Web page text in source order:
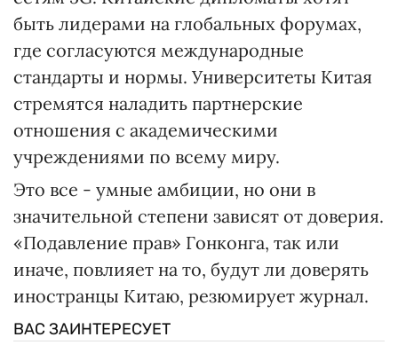
быть лидерами на глобальных форумах,
где согласуются международные
стандарты и нормы. Университеты Китая
стремятся наладить партнерские
отношения с академическими
учреждениями по всему миру.
Это все - умные амбиции, но они в
значительной степени зависят от доверия.
«Подавление прав» Гонконга, так или
иначе, повлияет на то, будут ли доверять
иностранцы Китаю, резюмирует журнал.
ВАС ЗАИНТЕРЕСУЕТ